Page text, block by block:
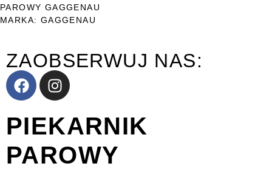
PAROWY GAGGENAU
MARKA: GAGGENAU
ZAOBSERWUJ NAS:
PIEKARNIK
PAROWY